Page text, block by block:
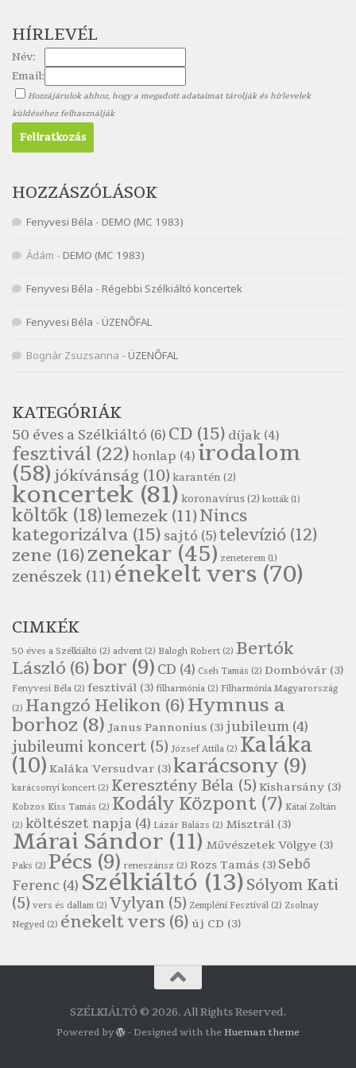
Szélkiáltó
Nagy Bandó András: Pöttyös katica
Szélkiáltó
Nagy Bandó András: Scarabeus
Szélkiáltó
Nagy Bandó András: Ülj le csak egyszer
Nagy Bandó András: Vakondok
Nagy Bandó András: Vizilóblues
Szélkiáltó
Szélkiáltó
Népköltés: Most érkeztünk
Szélkiáltó
Népköltés: Reggeli köszöntő
Pákolitz István: Altató
Szélkiáltó
Pákolitz István: Bakarasz
Szélkiáltó
Pákolitz István: Csiga-biga
Szélkiáltó
Pákolitz István: Kiolvasó
Szélkiáltó
Páskándi Géza: Madárijesztő
Szélkiáltó
Szélkiáltó
Robert Burns: Árpa Jankó
Szélkiáltó
Robert Burns: Most hoci a számlát
Szélkiáltó
Robert Burns: Most hoci a számlát
Szélkiáltó
Robert Burns: Nagyhasú flaskó…
Szélkiáltó
Robert Burns: Skót ital
Szélkáltó
Robert Burns: Skót ital
Szélkiáltó
Simkó Péter: Károgós
Szélkiáltó
Szélkiáltó
Szepesi Attila: Csali dal
Szepesi Attila: Sanzon 1952
HÍRLEVÉL
Név:
Email:
Hozzájárulok ahhoz, hogy a megadott adataimat tárolják és hírlevelek
küldéséhez felhasználják
HOZZÁSZÓLÁSOK
Fenyvesi Béla - DEMO (MC 1983)
Ádám - DEMO (MC 1983)
Fenyvesi Béla - Régebbi Szélkiáltó koncertek
Fenyvesi Béla - ÜZENŐFAL
Bognár Zsuzsanna - ÜZENŐFAL
KATEGÓRIÁK
50 éves a Szélkiáltó (6) CD (15) díjak (4)
fesztivál (22) honlap (4) irodalom
(58)jókívánság (10) karantén (2)
koncertek(81) koronavírus(2) kották (1)
költők (18)lemezek (11)Nincs
kategorizálva (15) sajtó (5)televízió (12)
zene (16)zenekar (45) zeneterem (1)
zenészek (11) énekelt vers (70)
CIMKÉK
50 éves a Szélkiáltó (2) advent (2) Balogh Robert (2) Bertók
László (6)bor (9) CD (4) Cseh Tamás (2) Dombóvár (3)
Fenyvesi Béla (2) fesztivál (3) filharmónia (2) Filharmónia Magyarország
(2) Hangzó Helikon (6)Hymnus a
borhoz (8) Janus Pannonius (3)jubileum (4)
jubileumi koncert (5) József Attila (2) Kaláka
(10) Kaláka Versudvar (3)karácsony (9)
karácsonyi koncert (2) Keresztény Béla (5) Kisharsány (3)
Kobzos Kiss Tamás (2) Kodály Központ (7) Kátai Zoltán
(2) költészet napja (4) Lázár Balázs (2) Misztrál (3)
Márai Sándor (11) Művészetek Völgye (3)
Paks (2) Pécs (9) reneszánsz (2) Rozs Tamás (3) Sebő
Ferenc (4) Szélkiáltó (13)Sólyom Kati
(5) vers és dallam (2) Vylyan (5) Zempléni Fesztivál (2) Zsolnay
Negyed (2) énekelt vers (6) új CD (3)
SZÉLKIÁLTÓ © 2026. All Rights Reserved.
Powered by - Designed with the Hueman theme